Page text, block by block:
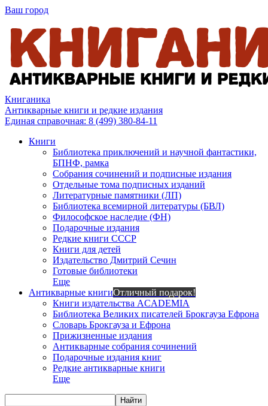
Ваш город
Книганика
Антикварные книги и редкие издания
Единая справочная: 8 (499) 380-84-11
Книги
Библиотека приключений и научной фантастики,
БПНФ, рамка
Собрания сочинений и подписные издания
Отдельные тома подписных изданий
Литературные памятники (ЛП)
Библиотека всемирной литературы (БВЛ)
Философское наследие (ФН)
Подарочные издания
Редкие книги СССР
Книги для детей
Издательство Дмитрий Сечин
Готовые библиотеки
Еще
Антикварные книгиОтличный подарок!
Книги издательства ACADEMIA
Библиотека Великих писателей Брокгауза Ефрона
Словарь Брокгауза и Ефрона
Прижизненные издания
Антикварные собрания сочинений
Подарочные издания книг
Редкие антикварные книги
Еще
Найти